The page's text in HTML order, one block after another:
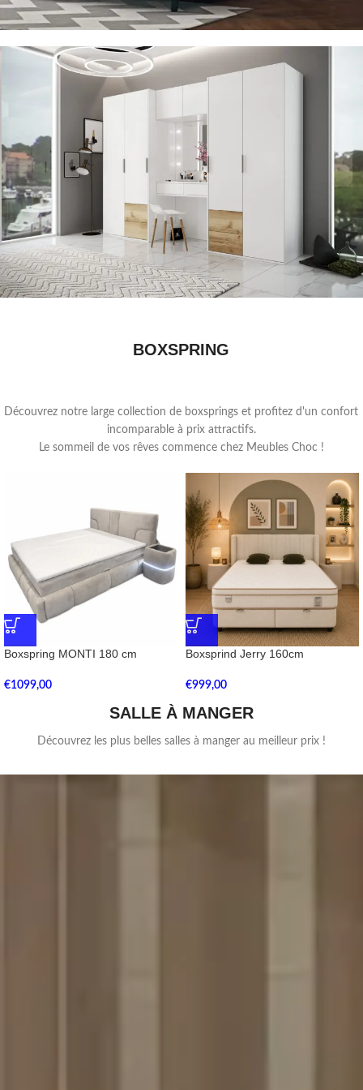
BOXSPRING
Découvrez notre large collection de boxsprings et profitez d'un confort
incomparable à prix attractifs.
Le sommeil de vos rêves commence chez Meubles Choc !
Boxspring MONTI 180 cm
€1099,00
Boxsprind Jerry 160cm
€999,00
SALLE À MANGER
Découvrez les plus belles salles à manger au meilleur prix !